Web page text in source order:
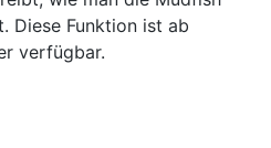
Diese Funktion ist ab
verfügbar.